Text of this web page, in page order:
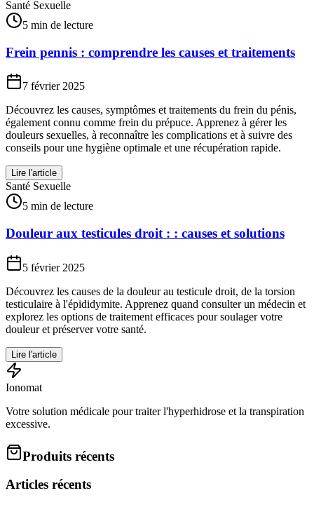
Santé Sexuelle
5 min de lecture
Frein pennis : comprendre les causes et traitements
7 février 2025
Découvrez les causes, symptômes et traitements du frein du pénis,
également connu comme frein du prépuce. Apprenez à gérer les
douleurs sexuelles, à reconnaître les complications et à suivre des
conseils pour une hygiène optimale et une récupération rapide.
Lire l'article
Santé Sexuelle
5 min de lecture
Douleur aux testicules droit : : causes et solutions
5 février 2025
Découvrez les causes de la douleur au testicule droit, de la torsion
testiculaire à l'épididymite. Apprenez quand consulter un médecin et
explorez les options de traitement efficaces pour soulager votre
douleur et préserver votre santé.
Lire l'article
Ionomat
Votre solution médicale pour traiter l'hyperhidrose et la transpiration
excessive.
Produits récents
Articles récents